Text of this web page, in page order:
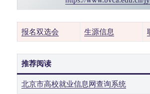
报名双选会 生源信息
推荐阅读
北京市高校就业信息网查询系统